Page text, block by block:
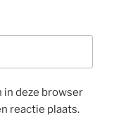
in deze browser
reactie plaats.